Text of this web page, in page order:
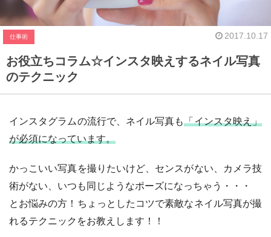
仕事術 2017.10.17
お役立ちコラム☆インスタ映えするネイル写真
のテクニック
インスタグラムの流行で、ネイル写真も「インスタ映え」
が必須になっています。
かっこいい写真を撮りたいけど、センスがない、カメラ技
術がない、いつも同じようなポーズになっちゃう・・・
とお悩みの方！ちょっとしたコツで素敵なネイル写真が撮
れるテクニックをお教えします！！